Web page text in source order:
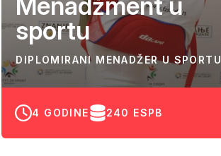
sportu
DIPLOMIRANI MENADŽER U SPORTU
4 GODINE 240 ESPB